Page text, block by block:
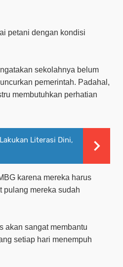
petani dengan kondisi
sekolahnya belum
pemerintah. Padahal,
membutuhkan perhatian
Literasi Dini,
karena mereka harus
pulang mereka sudah
akan sangat membantu
setiap hari menempuh